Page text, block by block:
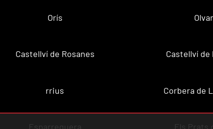
Orís
Castellví de Rosanes Castellví de
rrius Corbera de
Esparreguera Els Prats